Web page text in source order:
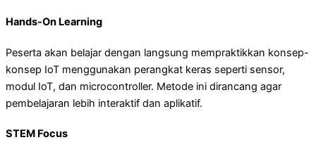
Hands-On Learning
Peserta akan belajar dengan langsung mempraktikkan konsep-
konsep IoT menggunakan perangkat keras seperti sensor,
modul IoT, dan microcontroller. Metode ini dirancang agar
pembelajaran lebih interaktif dan aplikatif.
STEM Focus